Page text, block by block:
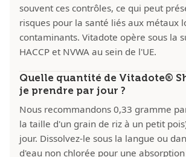
souvent ces contrôles, ce qui peut
risques pour la santé liés aux métaux
contaminants. Vitadote opère sous la
HACCP et NVWA au sein de l'UE.
Quelle quantité de Vitadote®
je prendre par jour ?
Nous recommandons 0,33 gramme
la taille d'un grain de riz à un petit
jour. Dissolvez-le sous la langue ou
d'eau non chlorée pour une